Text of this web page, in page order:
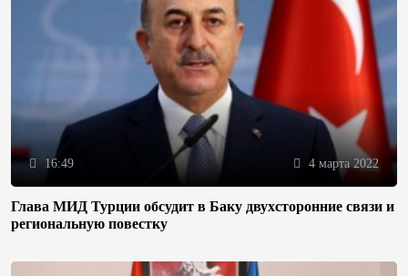
16:49 4 марта 2022
Глава МИД Турции обсудит в Баку двухсторонние связи и
региональную повестку